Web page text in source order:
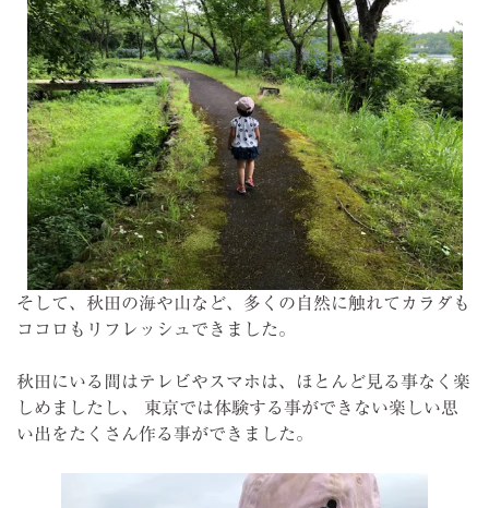
そして、秋田の海や山など、多くの自然に触れてカラダも
ココロもリフレッシュできました。
秋田にいる間はテレビやスマホは、ほとんど見る事なく楽
しめましたし、 東京では体験する事ができない楽しい思
い出をたくさん作る事ができました。